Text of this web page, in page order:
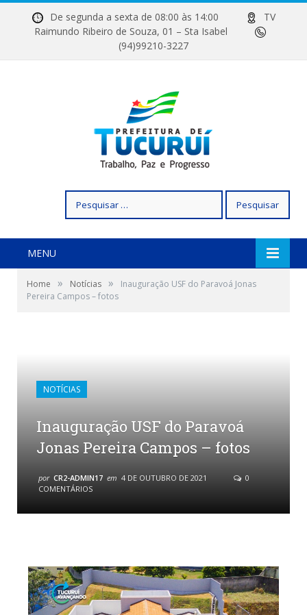
De segunda a sexta de 08:00 às 14:00
TV
Raimundo Ribeiro de Souza, 01 – Sta Isabel
(94)99210-3227
por:
MENU
Home » Notícias »
Inauguração USF do Paravoá Jonas
Pereira Campos – fotos
NOTÍCIAS
Inauguração USF do Paravoá
Jonas Pereira Campos – fotos
por CR2-ADMIN17 em 4 DE OUTUBRO DE 2021
0
COMENTÁRIOS